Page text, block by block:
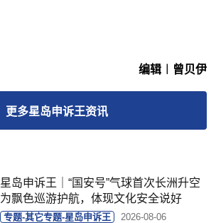
编辑︱曾贝伊
更多星岛申诉王资讯
星岛申诉王｜“国安号”气球首次长洲升空
为飘色巡游护航，体现文化安全说好
专题-其它专题-星岛申诉王 2026-08-06